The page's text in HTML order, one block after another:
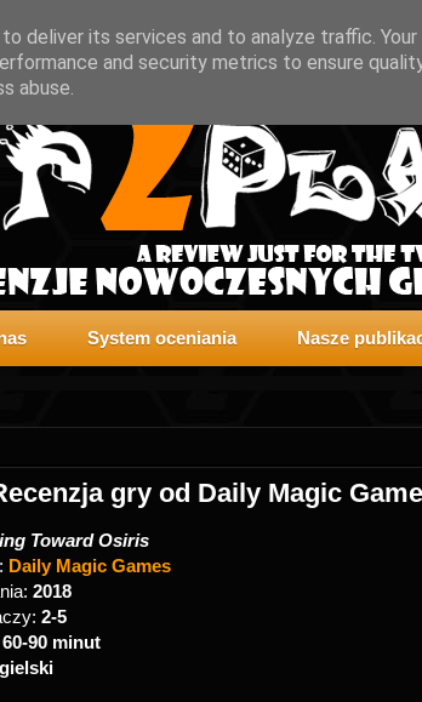
System oceniania Nasze
gry od Daily Magic
Toward Osiris
Daily Magic Games
2018
2-5
60-90 minut
deliver its services and to analyze traffic.
and security metrics to ensure
abuse.